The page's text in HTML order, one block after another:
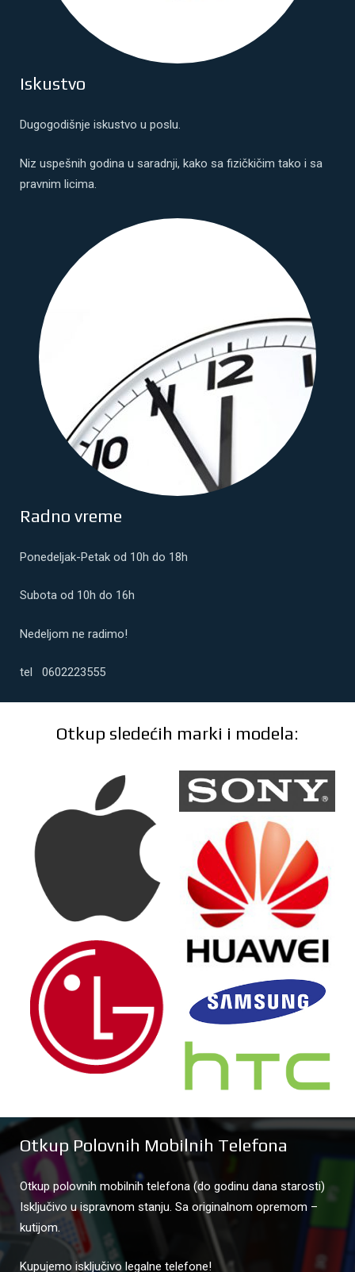
Iskustvo
Dugogodišnje iskustvo u poslu.
Niz uspešnih godina u saradnji, kako sa fizičkičim tako i sa
pravnim licima.
Radno vreme
Ponedeljak-Petak od 10h do 18h
Subota od 10h do 16h
Nedeljom ne radimo!
tel 0602223555
Otkup sledećih marki i modela:
Otkup Polovnih Mobilnih Telefona
Otkup polovnih mobilnih telefona (do godinu dana starosti)
Isključivo u ispravnom stanju. Sa originalnom opremom –
kutijom.
Kupujemo isključivo legalne telefone!